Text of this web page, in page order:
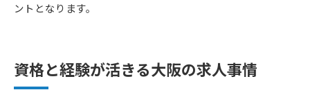
ントとなります。
資格と経験が活きる大阪の求人事情